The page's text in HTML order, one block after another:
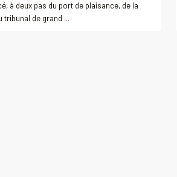
à deux pas du port de plaisance, de la
tribunal de grand ...